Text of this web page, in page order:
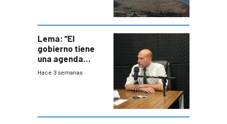
Lema: “El
gobierno tiene
una agenda
destructiva”
Hace 3 semanas